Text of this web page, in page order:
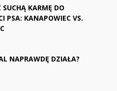
SUCHĄ KARMĘ DO
PSA: KANAPOWIEC VS.
NAPRAWDĘ DZIAŁA?